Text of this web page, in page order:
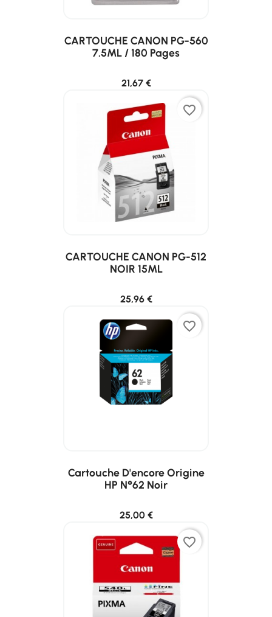
CARTOUCHE CANON PG-560
7.5ML / 180 Pages
21,67 €
favorite_border
CARTOUCHE CANON PG-512
NOIR 15ML
25,96 €
favorite_border
Cartouche D'encore Origine
HP N°62 Noir
25,00 €
favorite_border